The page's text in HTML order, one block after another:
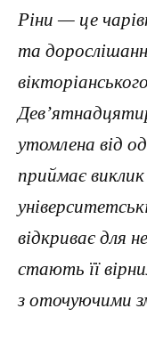
Ріни — це
та
утомлена від
приймає
відкриває для
стають її
з оточуючими